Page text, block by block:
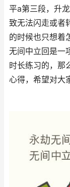
平a第三段，升
致无法闪走或者
的时候也只想着
无间中立回是一
时长练习的，那
心得，希望对大